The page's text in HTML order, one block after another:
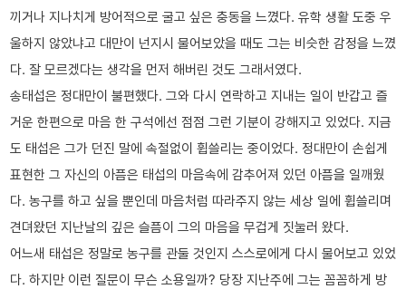
끼거나 지나치게 방어적으로 굴고 싶은 충동을 느꼈다. 유학 생활 도중 우
울하지 않았냐고 대만이 넌지시 물어보았을 때도 그는 비슷한 감정을 느꼈
다. 잘 모르겠다는 생각을 먼저 해버린 것도 그래서였다.
송태섭은 정대만이 불편했다. 그와 다시 연락하고 지내는 일이 반갑고 즐
거운 한편으로 마음 한 구석에선 점점 그런 기분이 강해지고 있었다. 지금
도 태섭은 그가 던진 말에 속절없이 휩쓸리는 중이었다. 정대만이 손쉽게
표현한 그 자신의 아픔은 태섭의 마음속에 감추어져 있던 아픔을 일깨웠
다. 농구를 하고 싶을 뿐인데 마음처럼 따라주지 않는 세상 일에 휩쓸리며
견뎌왔던 지난날의 깊은 슬픔이 그의 마음을 무겁게 짓눌러 왔다.
어느새 태섭은 정말로 농구를 관둘 것인지 스스로에게 다시 물어보고 있었
다. 하지만 이런 질문이 무슨 소용일까? 당장 지난주에 그는 꼼꼼하게 방